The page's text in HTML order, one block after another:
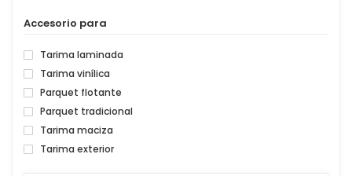
Accesorio para
Tarima laminada
Tarima vinílica
Parquet flotante
Parquet tradicional
Tarima maciza
Tarima exterior